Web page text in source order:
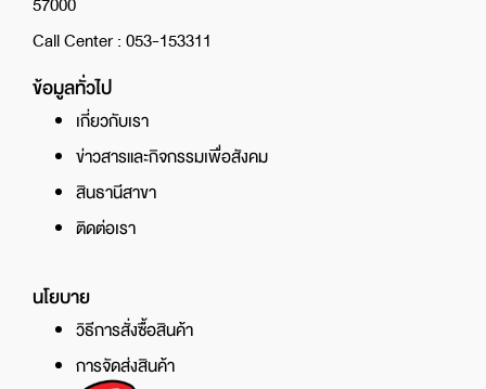
Call Center : 053-153311
ข้อมูลทั่วไป
เกี่ยวกับเรา
ข่าวสารและกิจกรรมเพื่อสังคม
สินธานีสาขา
ติดต่อเรา
นโยบาย
วิธีการสั่งซื้อสินค้า
การจัดส่งสินค้า